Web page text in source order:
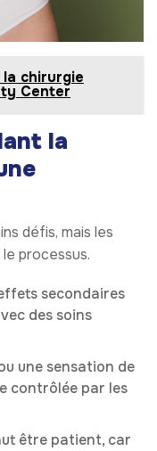
chirurgie
Center
la
défis, mais les
processus.
secondaires
des soins
une sensation de
contrôlée par les
être patient, car